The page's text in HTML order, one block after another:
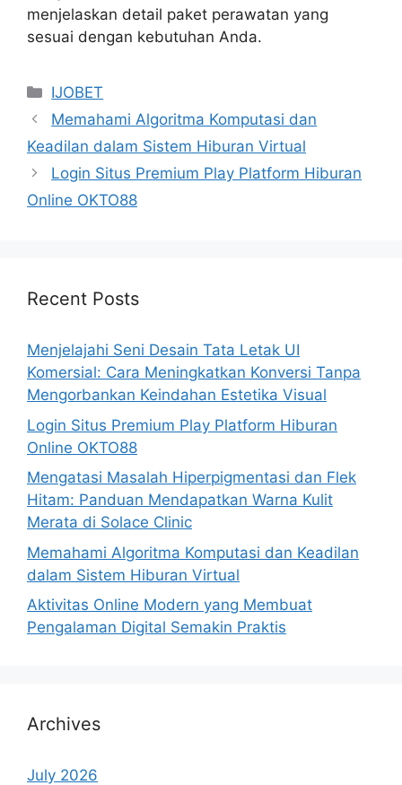
menjelaskan detail paket perawatan yang
sesuai dengan kebutuhan Anda.
Categories
IJOBET
Memahami Algoritma Komputasi dan
Keadilan dalam Sistem Hiburan Virtual
Login Situs Premium Play Platform Hiburan
Online OKTO88
Recent Posts
Menjelajahi Seni Desain Tata Letak UI
Komersial: Cara Meningkatkan Konversi Tanpa
Mengorbankan Keindahan Estetika Visual
Login Situs Premium Play Platform Hiburan
Online OKTO88
Mengatasi Masalah Hiperpigmentasi dan Flek
Hitam: Panduan Mendapatkan Warna Kulit
Merata di Solace Clinic
Memahami Algoritma Komputasi dan Keadilan
dalam Sistem Hiburan Virtual
Aktivitas Online Modern yang Membuat
Pengalaman Digital Semakin Praktis
Archives
July 2026